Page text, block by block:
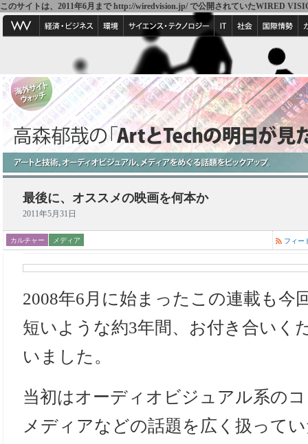
このサイトは、2011年6月まで http://wiredvision.jp/ で公開されていたWIRED
最後に、オススメの映画を何本か
2011年5月31日
カルチャー メディア フィー
2008年6月に始まったこの連載も今
短いような約3年間、お付き合いく
いました。
当初はオーディオビジュアル系の
メディアなどの話題を広く扱って